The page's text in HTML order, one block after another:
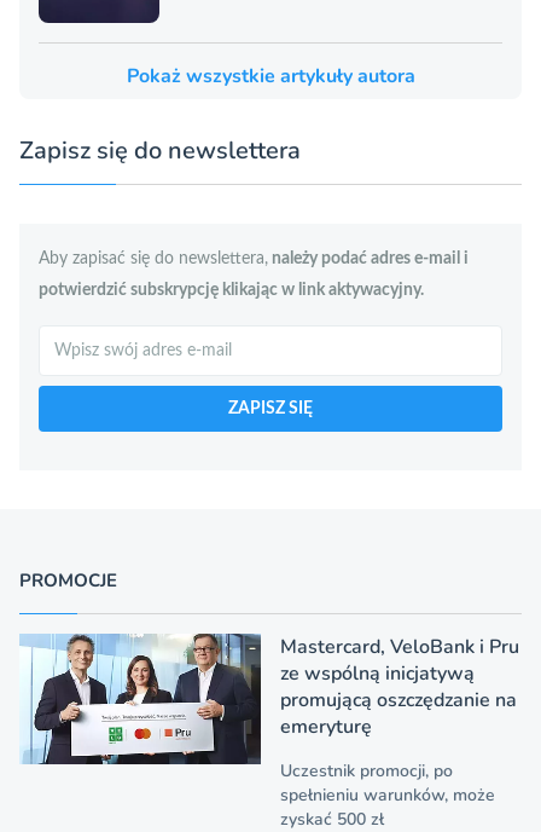
Pokaż wszystkie artykuły autora
Zapisz się do newslettera
Aby zapisać się do newslettera, należy podać adres e-mail i
potwierdzić subskrypcję klikając w link aktywacyjny.
ZAPISZ SIĘ
PROMOCJE
Mastercard, VeloBank i Pru
ze wspólną inicjatywą
promującą oszczędzanie na
emeryturę
Uczestnik promocji, po
spełnieniu warunków, może
zyskać 500 zł